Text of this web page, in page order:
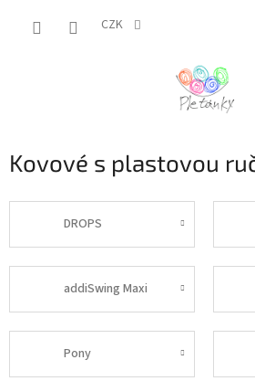
CZK
Kovové s plastovou
DROPS
addiSwing Maxi
Pony